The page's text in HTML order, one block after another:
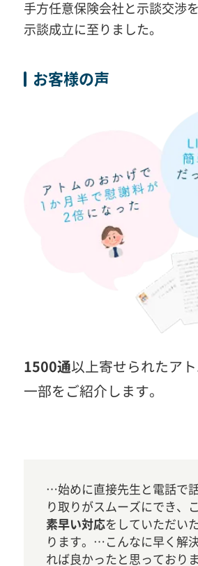
手方任意保険会社と示談交渉
示談成立に至りました。
お客様の声
1500通 以上寄せられたア
一部をご紹介します。
…始めに直接先生と電話で
り取りがスムーズにでき、
素早い対応をしていただい
ります。…こんなに早く解
れば良かったと思っており